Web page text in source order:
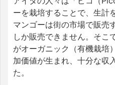
ーを栽培することで、生計
マンゴーは街の市場で販売
しか販売できません。そこ
がオーガニック（有機栽培
加価値が生まれ、十分な収
た。